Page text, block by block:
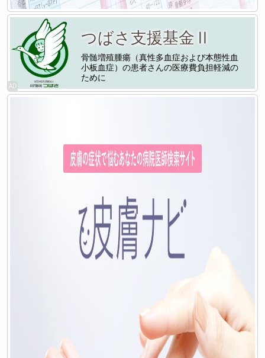
つばさ支援基金Ⅱ
骨髄増殖腫瘍（真性多血症および本態性血
小板血症）の患者さんの医療費負担軽減の
ために